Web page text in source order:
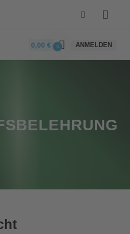
0,00€ 0 ANMELDEN